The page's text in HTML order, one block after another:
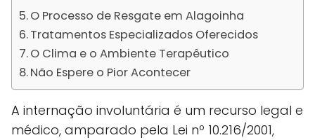
O Processo de Resgate em Alagoinha
Tratamentos Especializados Oferecidos
O Clima e o Ambiente Terapêutico
Não Espere o Pior Acontecer
A internação involuntária é um recurso legal e
médico, amparado pela Lei nº 10.216/2001,